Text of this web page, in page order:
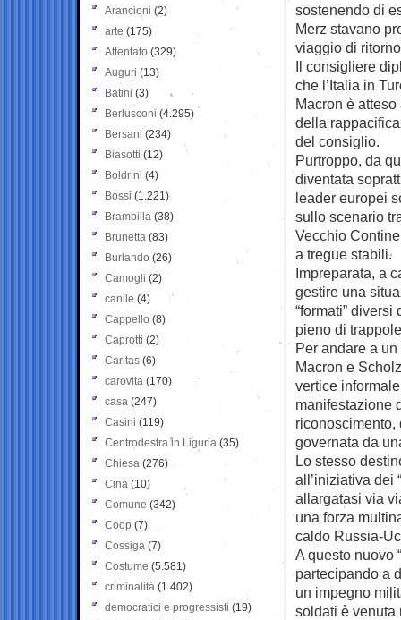
sostenendo di
Merz stavano
viaggio di
Il consigliere
che l’Italia in
Macron è
della
del consiglio.
Purtroppo, da
diventata
leader europei
sullo scenario
Vecchio
a tregue stabili.
Impreparata, a
gestire una
“formati”
pieno di
Per andare a
Macron e
vertice
manifestazione
riconoscimento,
governata da
Lo stesso
all’iniziativa dei
allargatasi via
una forza
caldo Russia-
A questo nuovo
partecipando a
un impegno
soldati è venuta
Arancioni (2)
arte (175)
Attentato (329)
Auguri (13)
Batini (3)
Berlusconi (4.295)
Bersani (234)
Biasotti (12)
Boldrini (4)
Bossi (1.221)
Brambilla (38)
Brunetta (83)
Burlando (26)
Camogli (2)
canile (4)
Cappello (8)
Caprotti (2)
Caritas (6)
carovita (170)
casa (247)
Casini (119)
Centrodestra in Liguria (35)
Chiesa (276)
Cina (10)
Comune (342)
Coop (7)
Cossiga (7)
Costume (5.581)
criminalità (1.402)
democratici e progressisti (19)